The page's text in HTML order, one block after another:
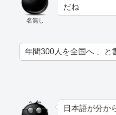
名無し
だね
年間300人を全国へ 、と
日本語が分か